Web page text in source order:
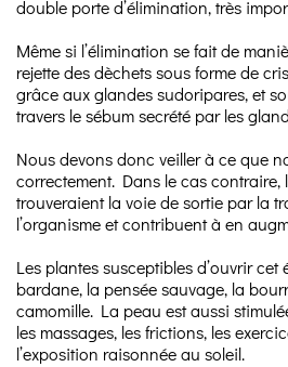
double porte d’élimination, très
Même si l’élimination se fait de
rejette des dèchets sous forme de
grâce aux glandes sudoripares, et
travers le sébum secrété par les
Nous devons donc veiller à ce que
correctement. Dans le cas contraire,
trouveraient la voie de sortie par la
l’organisme et contribuent à en
Les plantes susceptibles d’ouvrir cet
bardane, la pensée sauvage, la
camomille. La peau est aussi
les massages, les frictions, les
l’exposition raisonnée au soleil.